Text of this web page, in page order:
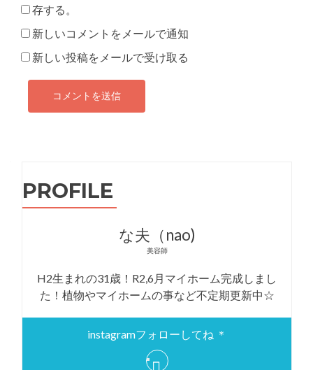
存する。
新しいコメントをメールで通知
新しい投稿をメールで受け取る
PROFILE
な夫（nao)
美容師
H2生まれの31歳！R2,6月マイホーム完成しまし
た！植物やマイホームの事など不定期更新中☆
instagramフォローしてね ＊